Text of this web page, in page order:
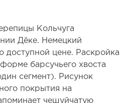
Кольчуга
Дёке. Немецкий
доступной цене. Раскройка
барсучьего хвоста
сегмент). Рисунок
покрытия на
чешуйчатую